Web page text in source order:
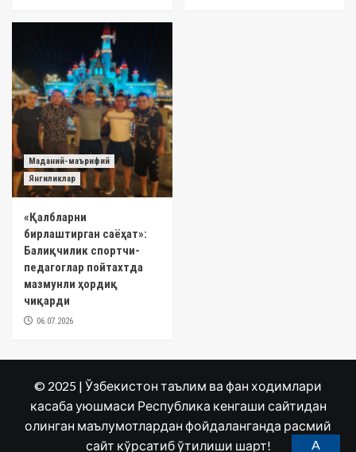
Маданий-маърифий
Янгиликлар
«Қалбларни
бирлаштирган саёҳат»:
Балиқчилик спортчи-
педагоглар пойтахтда
мазмунли ҳордиқ
чиқарди
06.07.2026
© 2025 | Ўзбекистон таълим ва фан ходимлари
касаба уюшмаси Республика кенгаши сайтидан
олинган маълумотлардан фойдаланганда расмий
сайт кўрсатиб ўтилиши шарт!
A